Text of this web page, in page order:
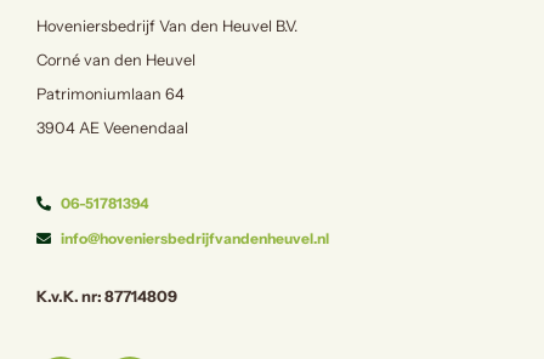
Hoveniersbedrijf Van den Heuvel B.V.
Corné van den Heuvel
Patrimoniumlaan 64
3904 AE Veenendaal
06-51781394
info@hoveniersbedrijfvandenheuvel.nl
K.v.K. nr: 87714809